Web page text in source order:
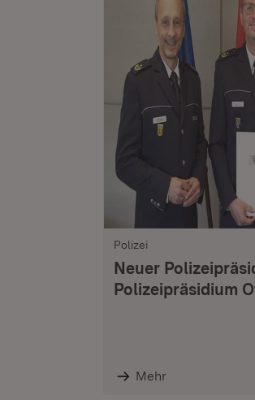
Polizei
Neuer
Polizeipräsidium
Mehr